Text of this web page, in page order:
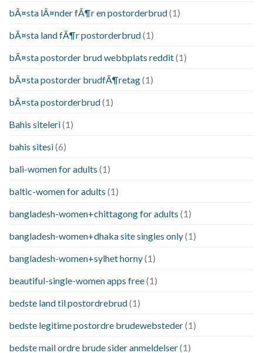
bÃ¤sta lÃ¤nder fÃ¶r en postorderbrud(1)
bÃ¤sta land fÃ¶r postorderbrud(1)
bÃ¤sta postorder brud webbplats reddit(1)
bÃ¤sta postorder brudfÃ¶retag(1)
bÃ¤sta postorderbrud(1)
Bahis siteleri(1)
bahis sitesi(6)
bali-women for adults (1)
baltic-women for adults (1)
bangladesh-women+chittagong for adults (1)
bangladesh-women+dhaka site singles only(1)
bangladesh-women+sylhet horny(1)
beautiful-single-women apps free(1)
bedste land til postordrebrud(1)
bedste legitime postordre brudewebsteder(1)
bedste mail ordre brude sider anmeldelser(1)